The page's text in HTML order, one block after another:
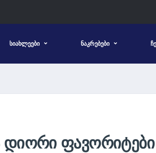
ᲡᲘᲐᲮᲚᲔᲔᲑᲘ ᲜᲐᲙᲠᲔᲑᲔᲑᲘ
ᲤᲐᲕᲝᲠᲘᲢᲔᲑᲘ